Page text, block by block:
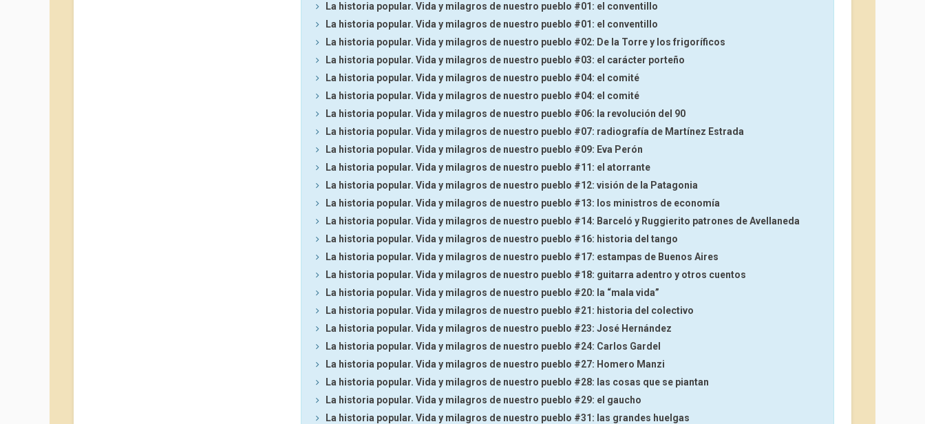
La historia popular. Vida y milagros de nuestro pueblo #01: el conventillo
La historia popular. Vida y milagros de nuestro pueblo #01: el conventillo
La historia popular. Vida y milagros de nuestro pueblo #02: De la Torre y los frigoríficos
La historia popular. Vida y milagros de nuestro pueblo #03: el carácter porteño
La historia popular. Vida y milagros de nuestro pueblo #04: el comité
La historia popular. Vida y milagros de nuestro pueblo #04: el comité
La historia popular. Vida y milagros de nuestro pueblo #06: la revolución del 90
La historia popular. Vida y milagros de nuestro pueblo #07: radiografía de Martínez Estrada
La historia popular. Vida y milagros de nuestro pueblo #09: Eva Perón
La historia popular. Vida y milagros de nuestro pueblo #11: el atorrante
La historia popular. Vida y milagros de nuestro pueblo #12: visión de la Patagonia
La historia popular. Vida y milagros de nuestro pueblo #13: los ministros de economía
La historia popular. Vida y milagros de nuestro pueblo #14: Barceló y Ruggierito patrones de Avellaneda
La historia popular. Vida y milagros de nuestro pueblo #16: historia del tango
La historia popular. Vida y milagros de nuestro pueblo #17: estampas de Buenos Aires
La historia popular. Vida y milagros de nuestro pueblo #18: guitarra adentro y otros cuentos
La historia popular. Vida y milagros de nuestro pueblo #20: la “mala vida”
La historia popular. Vida y milagros de nuestro pueblo #21: historia del colectivo
La historia popular. Vida y milagros de nuestro pueblo #23: José Hernández
La historia popular. Vida y milagros de nuestro pueblo #24: Carlos Gardel
La historia popular. Vida y milagros de nuestro pueblo #27: Homero Manzi
La historia popular. Vida y milagros de nuestro pueblo #28: las cosas que se piantan
La historia popular. Vida y milagros de nuestro pueblo #29: el gaucho
La historia popular. Vida y milagros de nuestro pueblo #31: las grandes huelgas